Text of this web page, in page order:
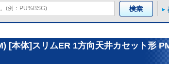
[本体]スリムER 1方向天井カセット形